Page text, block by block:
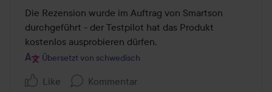
Die Rezension wurde im Auftrag von Smartson
durchgeführt - der Testpilot hat das Produkt
kostenlos ausprobieren dürfen.
Übersetzt von schwedisch
Like Kommentar